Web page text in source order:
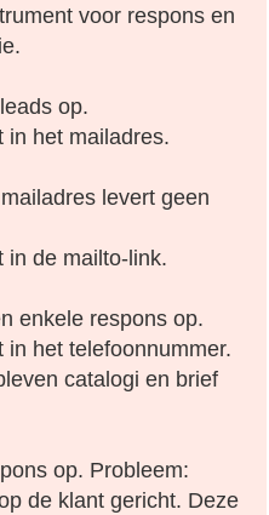
voor respons en
op.
in het mailadres.
levert geen
in de mailto-link.
enkele respons op.
in het telefoonnummer.
catalogi en brief
op. Probleem:
de klant gericht. Deze